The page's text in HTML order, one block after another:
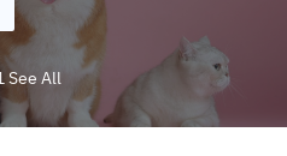
See All